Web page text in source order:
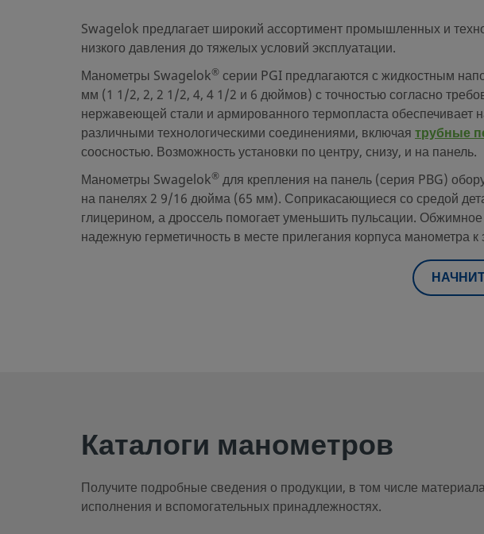
Swagelok предлагает широкий ассортимент промышленных и
низкого давления до тяжелых условий эксплуатации.
Манометры Swagelok® серии PGI предлагаются с жидкостным
мм (1 1/2, 2, 2 1/2, 4, 4 1/2 и 6 дюймов) с точностью согласно
нержавеющей стали и армированного термопласта
различными технологическими соединениями, включая трубные
соосностью. Возможность установки по центру, снизу, и на панель.
Манометры Swagelok® для крепления на панель (серия PBG)
на панелях 2 9/16 дюйма (65 мм). Соприкасающиеся со средой
глицерином, а дроссель помогает уменьшить пульсации.
надежную герметичность в месте прилегания корпуса манометра к
Каталоги манометров
Получите подробные сведения о продукции, в том числе
исполнения и вспомогательных принадлежностях.